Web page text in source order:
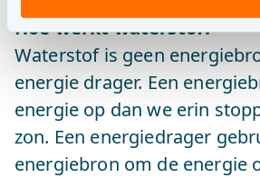
Hoe werkt waterstof?
Waterstof is geen
energie drager. Een
energie op dan we erin
zon. Een energiedrager
energiebron om de energie